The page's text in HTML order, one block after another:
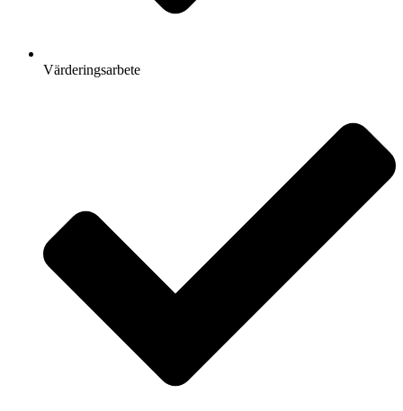
Värderingsarbete